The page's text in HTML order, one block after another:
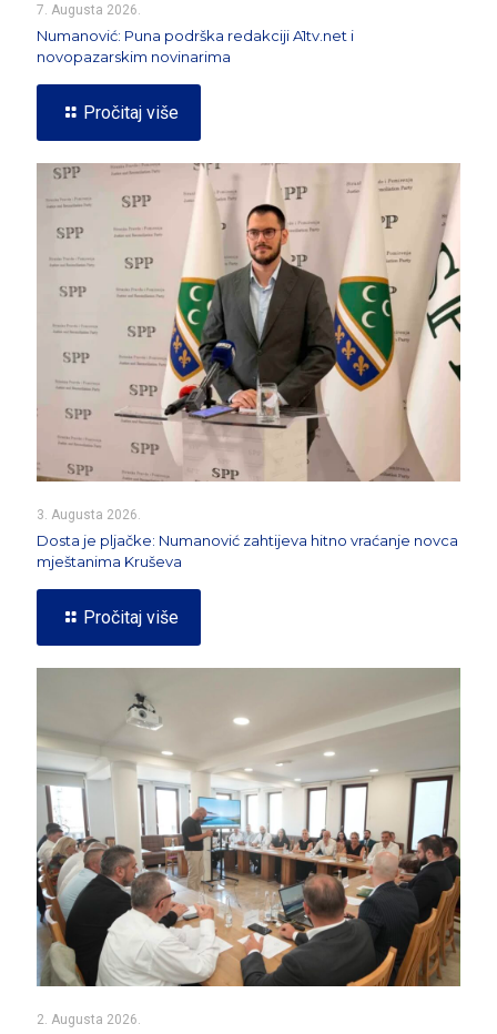
7. Augusta 2026.
Numanović: Puna podrška redakciji A1tv.net i
novopazarskim novinarima
Pročitaj više
3. Augusta 2026.
Dosta je pljačke: Numanović zahtijeva hitno vraćanje novca
mještanima Kruševa
Pročitaj više
2. Augusta 2026.